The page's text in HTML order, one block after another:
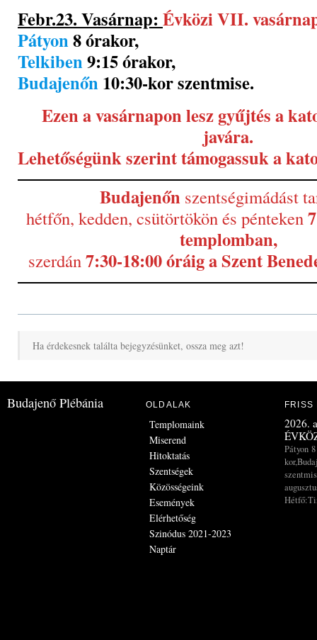
Febr.23. Vasárnap: Évközi VII.
Pátyon8 órakor,
Telkiben9:15 órakor,
Budajenőn 10:30-kor szentmise.
Ezen a vasárnapon lesz gyűjtés a
javára.
Lehetőségünk szerint támogassuk a
Budajenőn szentségimádást
hétfőn, kedden, csütörtökön és pénteken
templomban,
szerdán7:30-18:00 óráig a Szent
Ha érdekesnek találta bejegyzésünket, ossza meg azt!
Budajenő Plébánia OLDALAK
Templomaink
Miserend
Hitoktatás
Szentségek
Közösségeink
Események
Elérhetőség
Szinódus 2021-2023
Naptár
FRISS
2026.
Pátyon